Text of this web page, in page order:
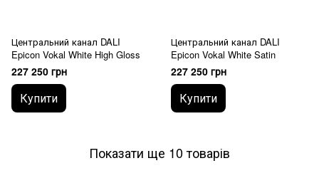
Центральний канал DALI
Epicon Vokal White High Gloss
227 250 грн
Купити
Центральний канал DALI
Epicon Vokal White Satin
227 250 грн
Купити
Показати ще 10 товарів